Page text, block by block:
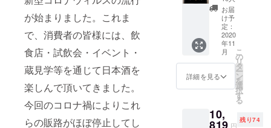
が始まりました。これま
で、消費者の皆様には、飲
食店・試飲会・イベント・
蔵見学等を通じて日本酒を
楽しんで頂いてきました。
今回のコロナ禍によりこれ
らの販路がほぼ停止してし
2020年
11月を
予定し
ており
ます ※
20歳未
満の飲
酒は法
す ※ 配
送日時
①：に
いだし
ぜん
しゅ
純米吟
（左）
銘柄
②：
穏 純
（右）
サイ
お届
け予
定：
2020
年11
月
詳細を見る
こ
の
リ
タ
ー
ン
を
選
択
す
る
10,
円
残り74